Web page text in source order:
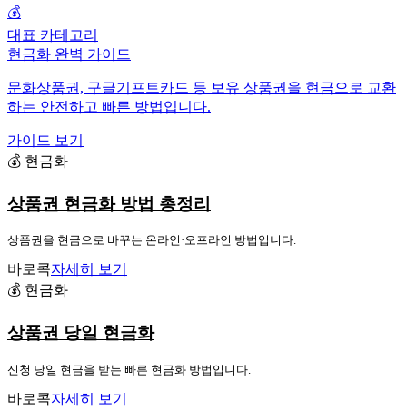
💰
대표 카테고리
현금화 완벽 가이드
문화상품권, 구글기프트카드 등 보유 상품권을 현금으로 교환
하는 안전하고 빠른 방법입니다.
가이드 보기
💰 현금화
상품권 현금화 방법 총정리
상품권을 현금으로 바꾸는 온라인·오프라인 방법입니다.
바로콕자세히 보기
💰 현금화
상품권 당일 현금화
신청 당일 현금을 받는 빠른 현금화 방법입니다.
바로콕자세히 보기